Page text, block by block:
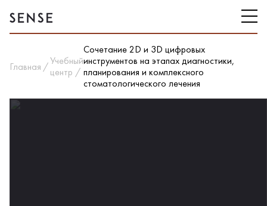
Главная
Учебный
центр
Сочетание 2D и 3D цифровых
инструментов на этапах диагностики,
планирования и комплексного
стоматологического лечения